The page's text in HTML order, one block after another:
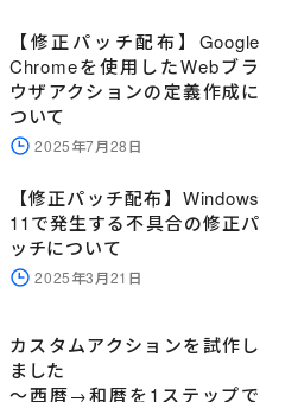
【修正パッチ配布】Google
Chromeを使用したWebブラ
ウザアクションの定義作成に
ついて
2025年7月28日
【修正パッチ配布】Windows
11で発生する不具合の修正パ
ッチについて
2025年3月21日
カスタムアクションを試作し
ました
～西暦→和暦を1ステップで